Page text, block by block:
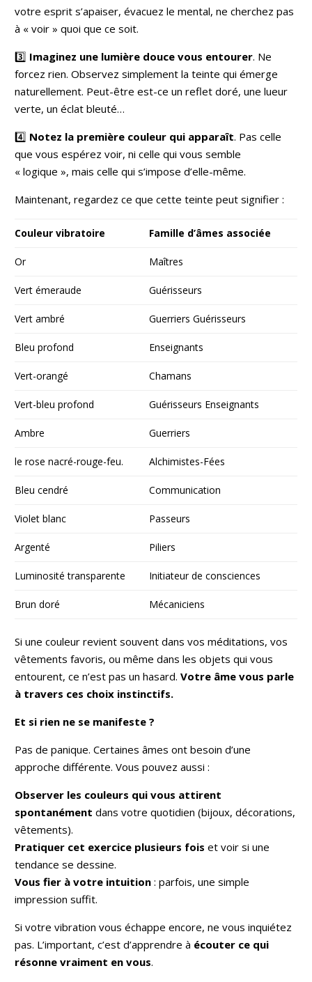
votre esprit s’apaiser, évacuez le mental, ne cherchez pas
à « voir » quoi que ce soit.
3️⃣ Imaginez une lumière douce vous entourer. Ne
forcez rien. Observez simplement la teinte qui émerge
naturellement. Peut-être est-ce un reflet doré, une lueur
verte, un éclat bleuté…
4️⃣ Notez la première couleur qui apparaît. Pas celle
que vous espérez voir, ni celle qui vous semble
« logique », mais celle qui s’impose d’elle-même.
Maintenant, regardez ce que cette teinte peut signifier :
Couleur vibratoire Famille d’âmes associée
Or Maîtres
Vert émeraude Guérisseurs
Vert ambré Guerriers Guérisseurs
Bleu profond Enseignants
Vert-orangé Chamans
Vert-bleu profond Guérisseurs Enseignants
Ambre Guerriers
le rose nacré-rouge-feu. Alchimistes-Fées
Bleu cendré Communication
Violet blanc Passeurs
Argenté Piliers
Luminosité transparente Initiateur de consciences
Brun doré Mécaniciens
Si une couleur revient souvent dans vos méditations, vos
vêtements favoris, ou même dans les objets qui vous
entourent, ce n’est pas un hasard. Votre âme vous parle
à travers ces choix instinctifs.
Et si rien ne se manifeste ?
Pas de panique. Certaines âmes ont besoin d’une
approche différente. Vous pouvez aussi :
Observer les couleurs qui vous attirent
spontanément dans votre quotidien (bijoux, décorations,
vêtements).
Pratiquer cet exercice plusieurs fois et voir si une
tendance se dessine.
Vous fier à votre intuition : parfois, une simple
impression suffit.
Si votre vibration vous échappe encore, ne vous inquiétez
pas. L’important, c’est d’apprendre à écouter ce qui
résonne vraiment en vous.